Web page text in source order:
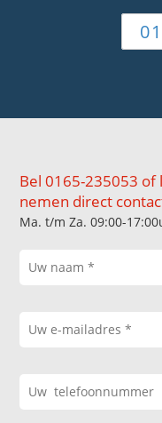
Bel 0165-235053
nemen direct
Ma. t/m Za. 09:00-